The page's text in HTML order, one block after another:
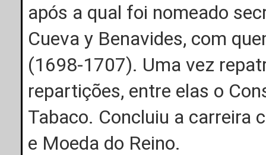
após a qual foi nomeado
Cueva y Benavides, com
(1698-1707). Uma vez
repartições, entre elas o
Tabaco. Concluiu a carreira
e Moeda do Reino.